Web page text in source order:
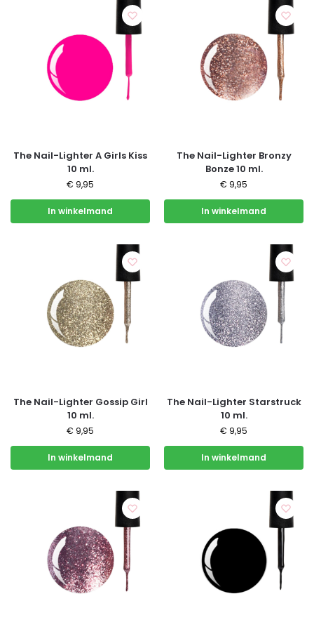
The Nail-Lighter A Girls Kiss
10 ml.
€ 9,95
In winkelmand
The Nail-Lighter Bronzy
Bonze 10 ml.
€ 9,95
In winkelmand
The Nail-Lighter Gossip Girl
10 ml.
€ 9,95
In winkelmand
The Nail-Lighter Starstruck
10 ml.
€ 9,95
In winkelmand